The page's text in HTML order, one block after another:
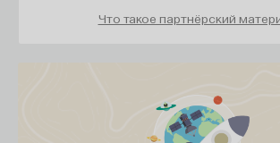
Что такое партнёрский